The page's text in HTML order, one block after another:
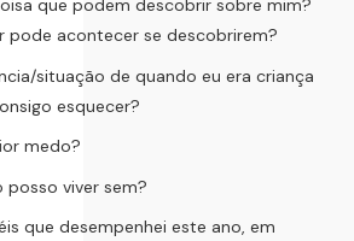
que podem descobrir sobre mim?
pode acontecer se descobrirem?
situação de quando eu era criança
esquecer?
medo?
posso viver sem?
que desempenhei este ano, em